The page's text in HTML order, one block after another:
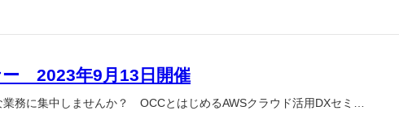
ー 2023年9月13日開催
務に集中しませんか？ OCCとはじめるAWSクラウド活用DXセミ…